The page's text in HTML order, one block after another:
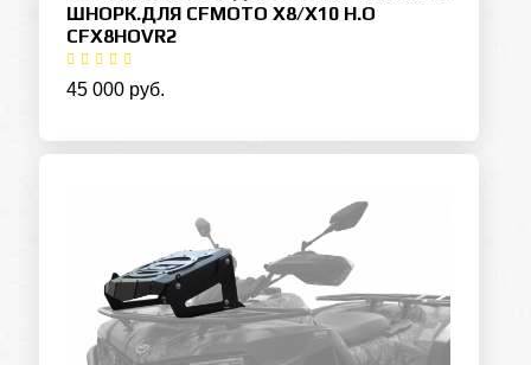
ШНОРК.ДЛЯ CFMOTO X8/X10 H.O
CFX8HOVR2
45 000 руб.